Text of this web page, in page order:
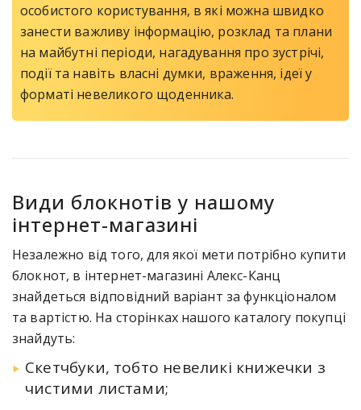
особистого користування, в які можна швидко
занести важливу інформацію, розклад та плани
на майбутні періоди, нагадування про зустрічі,
події та навіть власні думки, враження, ідеї у
форматі невеликого щоденника.
Види блокнотів у нашому
інтернет-магазині
Незалежно від того, для якої мети потрібно купити
блокнот, в інтернет-магазині Алекс-Канц
знайдеться відповідний варіант за функціоналом
та вартістю. На сторінках нашого каталогу покупці
знайдуть:
Скетчбуки, тобто невеликі книжечки з
чистими листами;